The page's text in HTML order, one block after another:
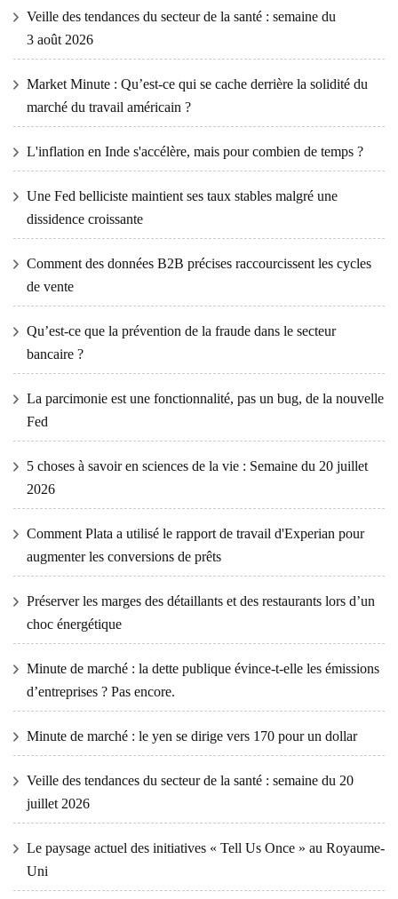
Veille des tendances du secteur de la santé : semaine du
3 août 2026
Market Minute : Qu’est-ce qui se cache derrière la solidité du
marché du travail américain ?
L'inflation en Inde s'accélère, mais pour combien de temps ?
Une Fed belliciste maintient ses taux stables malgré une
dissidence croissante
Comment des données B2B précises raccourcissent les cycles
de vente
Qu’est-ce que la prévention de la fraude dans le secteur
bancaire ?
La parcimonie est une fonctionnalité, pas un bug, de la nouvelle
Fed
5 choses à savoir en sciences de la vie : Semaine du 20 juillet
2026
Comment Plata a utilisé le rapport de travail d'Experian pour
augmenter les conversions de prêts
Préserver les marges des détaillants et des restaurants lors d’un
choc énergétique
Minute de marché : la dette publique évince-t-elle les émissions
d’entreprises ? Pas encore.
Minute de marché : le yen se dirige vers 170 pour un dollar
Veille des tendances du secteur de la santé : semaine du 20
juillet 2026
Le paysage actuel des initiatives « Tell Us Once » au Royaume-
Uni